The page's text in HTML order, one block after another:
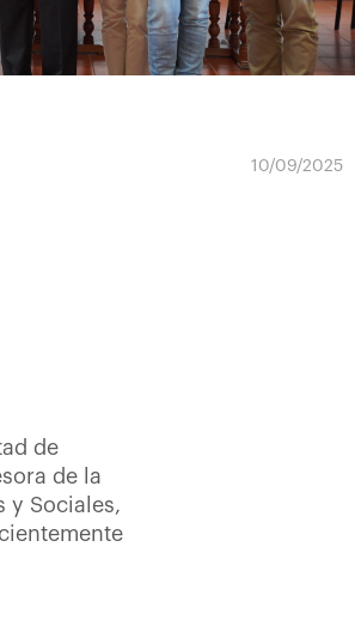
10/09/2025
de
de la
y Sociales,